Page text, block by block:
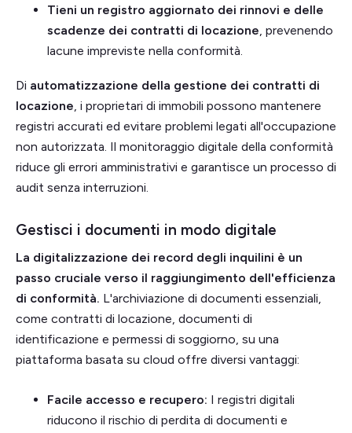
Tieni un registro aggiornato dei rinnovi e delle
scadenze dei contratti di locazione, prevenendo
lacune impreviste nella conformità.
Di automatizzazione della gestione dei contratti di
locazione, i proprietari di immobili possono mantenere
registri accurati ed evitare problemi legati all'occupazione
non autorizzata. Il monitoraggio digitale della conformità
riduce gli errori amministrativi e garantisce un processo di
audit senza interruzioni.
Gestisci i documenti in modo digitale
La digitalizzazione dei record degli inquilini è un
passo cruciale verso il raggiungimento dell'efficienza
di conformità. L'archiviazione di documenti essenziali,
come contratti di locazione, documenti di
identificazione e permessi di soggiorno, su una
piattaforma basata su cloud offre diversi vantaggi:
Facile accesso e recupero: I registri digitali
riducono il rischio di perdita di documenti e